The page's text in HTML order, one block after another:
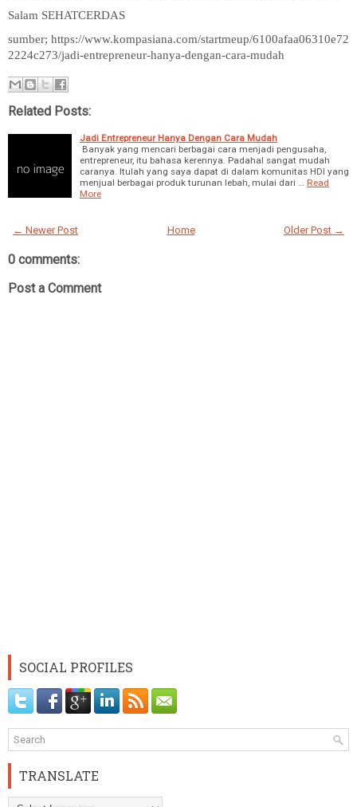
Salam SEHATCERDAS
sumber; https://www.kompasiana.com/startmeup/6100afaa06310e72
2224c273/jadi-entrepreneur-hanya-dengan-cara-mudah
Related Posts:
Jadi Entrepreneur Hanya Dengan Cara Mudah
Banyak yang mencari berbagai cara menjadi pengusaha,
entrepreneur, itu bahasa kerennya. Padahal sangat mudah
caranya. Itulah yang saya dapat di dalam komunitas HDI yang
menjual berbagai produk turunan lebah, mulai dari …
Read
More
← Newer Post Older Post →
Home
0 comments:
Post a Comment
SOCIAL PROFILES
TRANSLATE